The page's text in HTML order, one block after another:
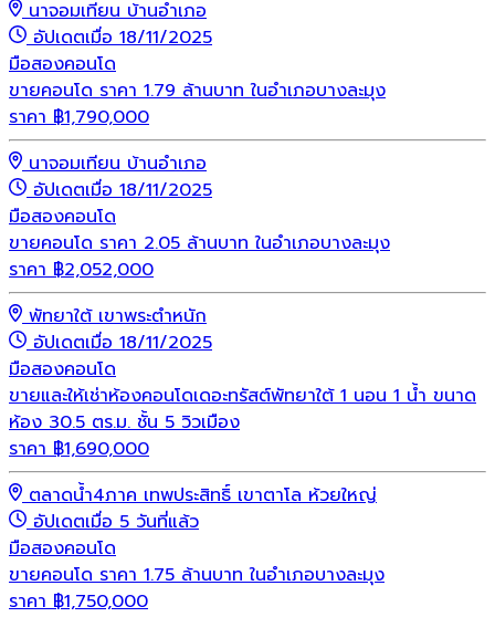
นาจอมเทียน บ้านอำเภอ
อัปเดตเมื่อ 18/11/2025
มือสองคอนโด
ขายคอนโด ราคา 1.79 ล้านบาท ในอำเภอบางละมุง
ราคา ฿1,790,000
นาจอมเทียน บ้านอำเภอ
อัปเดตเมื่อ 18/11/2025
มือสองคอนโด
ขายคอนโด ราคา 2.05 ล้านบาท ในอำเภอบางละมุง
ราคา ฿2,052,000
พัทยาใต้ เขาพระตำหนัก
อัปเดตเมื่อ 18/11/2025
มือสองคอนโด
ขายและให้เช่าห้องคอนโดเดอะทรัสต์พัทยาใต้ 1 นอน 1 น้ำ ขนาด
ห้อง 30.5 ตร.ม. ชั้น 5 วิวเมือง
ราคา ฿1,690,000
ตลาดน้ำ4ภาค เทพประสิทธิ์ เขาตาโล ห้วยใหญ่
อัปเดตเมื่อ 5 วันที่แล้ว
มือสองคอนโด
ขายคอนโด ราคา 1.75 ล้านบาท ในอำเภอบางละมุง
ราคา ฿1,750,000